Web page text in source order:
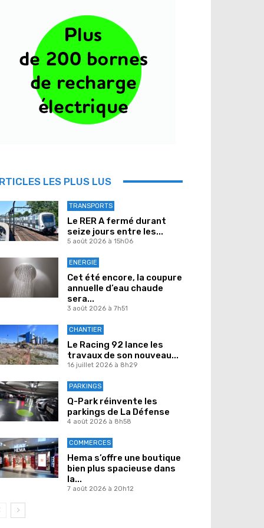
LES PLUS LUS
TRANSPORTS
Le RER A fermé durant
seize jours entre les...
5 août 2026 à 15h06
ENERGIE
Cet été encore, la coupure
annuelle d’eau chaude
sera...
3 août 2026 à 7h51
CHANTIER
Le Racing 92 lance les
travaux de son nouveau...
16 juillet 2026 à 8h29
PARKINGS
Q-Park réinvente les
parkings de La Défense
4 août 2026 à 8h58
COMMERCES
Hema s’offre une boutique
bien plus spacieuse dans
la...
7 août 2026 à 20h12